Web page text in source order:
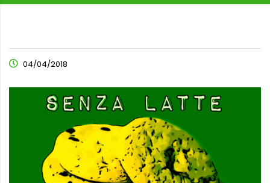
04/04/2018